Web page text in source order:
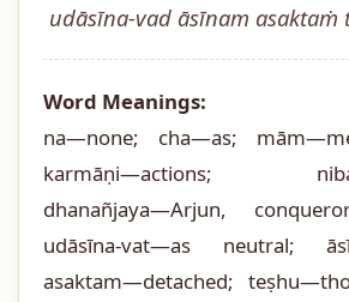
udāsīna-vad āsīnam asaktaṁ
Word Meanings:
na—none; cha—as;
karmāṇi—actions;
dhanañjaya—Arjun,
udāsīna-vat—as neutral;
asaktam—detached;